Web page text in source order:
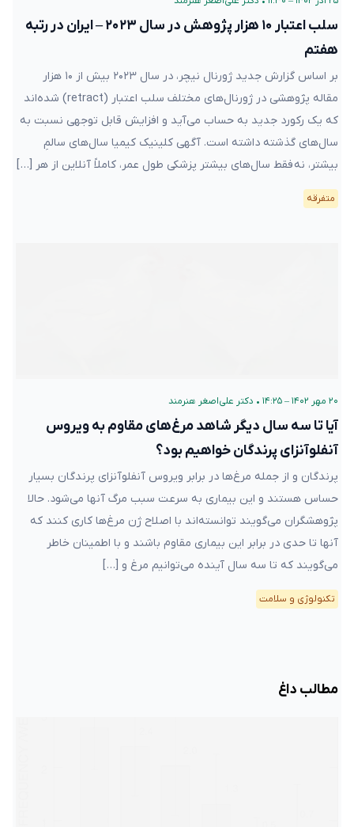
سلب اعتبار ۱۰ هزار پژوهش در سال ۲۰۲۳ – ایران در رتبه
هفتم
بر اساس گزارش جدید ژورنال نیچر، در سال ۲۰۲۳ بیش از ۱۰ هزار
مقاله پژوهشی در ژورنال‌های مختلف سلب اعتبار (retract) شده‌اند
که یک رکورد جدید به حساب می‌آید و افزایش قابل توجهی نسبت به
سال‌های گذشته داشته است. آگهی کلینیک کیمیا سال‌های سالمِ
بیشتر، نه فقط سال‌های بیشتر پزشکی طول عمر، کاملاً آنلاین از هر […]
متفرقه
۲۰ مهر ۱۴۰۲ – ۱۴:۲۵ • دکتر علی‌اصغر هنرمند
آیا تا سه سال دیگر شاهد مرغ‌های مقاوم به ویروس
آنفلوآنزای پرندگان خواهیم بود؟
پرندگان و از جمله مرغ‌ها در برابر ویروس آنفلوآنزای پرندگان بسیار
حساس هستند و این بیماری به سرعت سبب مرگ آنها می‌شود. حالا
پژوهشگران می‌گویند توانسته‌اند با اصلاح ژن مرغ‌ها کاری کنند که
آنها تا حدی در برابر این بیماری مقاوم باشند و با اطمینان خاطر
می‌گویند که تا سه سال آینده می‌توانیم مرغ و […]
تکنولوژی و سلامت
مطالب داغ